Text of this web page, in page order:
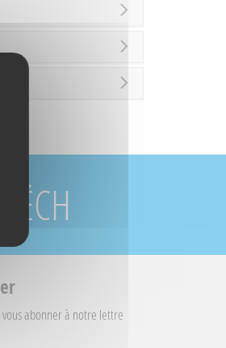
abonner à notre lettre